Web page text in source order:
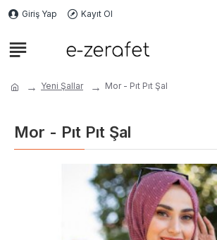
Giriş Yap Kayıt Ol
Yeni Şallar Mor - Pıt Pıt Şal
Mor - Pıt Pıt Şal